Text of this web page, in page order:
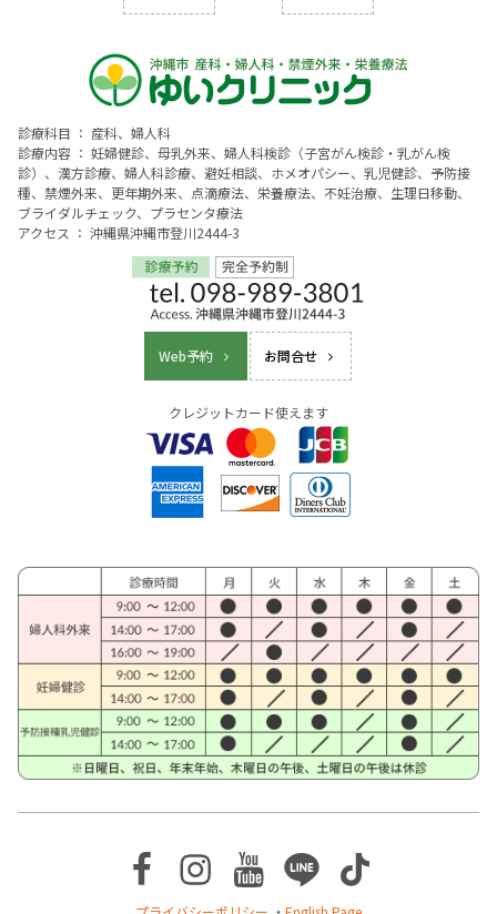
診療科目 ： 産科、婦人科
診療内容 ： 妊婦健診、母乳外来、婦人科検診（子宮がん検診・乳がん検
診）、漢方診療、婦人科診療、避妊相談、ホメオパシー、乳児健診、予防接
種、禁煙外来、更年期外来、点滴療法、栄養療法、不妊治療、生理日移動、
ブライダルチェック、プラセンタ療法
アクセス ： 沖縄県沖縄市登川2444-3
Web予約 お問合せ
クレジットカード使えます
Facebook
Instagram
Youtube
LineTikTok